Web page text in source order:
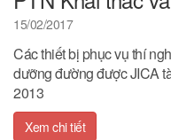
15/02/2017
Các thiết bị phục vụ thí
dưỡng đường được JICA
2013
Xem chi tiết